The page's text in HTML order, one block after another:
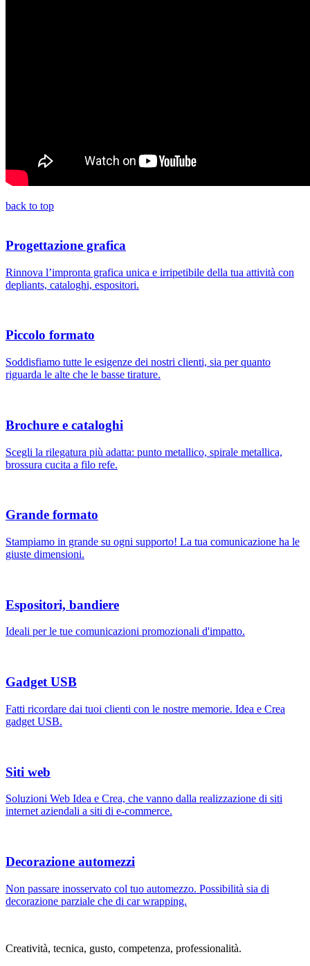
back to top
Progettazione grafica
Rinnova l’impronta grafica unica e irripetibile della tua attività con
depliants, cataloghi, espositori.
Piccolo formato
Soddisfiamo tutte le esigenze dei nostri clienti, sia per quanto
riguarda le alte che le basse tirature.
Brochure e cataloghi
Scegli la rilegatura più adatta: punto metallico, spirale metallica,
brossura cucita a filo refe.
Grande formato
Stampiamo in grande su ogni supporto! La tua comunicazione ha le
giuste dimensioni.
Espositori, bandiere
Ideali per le tue comunicazioni promozionali d'impatto.
Gadget USB
Fatti ricordare dai tuoi clienti con le nostre memorie. Idea e Crea
gadget USB.
Siti web
Soluzioni Web Idea e Crea, che vanno dalla realizzazione di siti
internet aziendali a siti di e-commerce.
Decorazione automezzi
Non passare inosservato col tuo automezzo. Possibilità sia di
decorazione parziale che di car wrapping.
Creatività, tecnica, gusto, competenza, professionalità.